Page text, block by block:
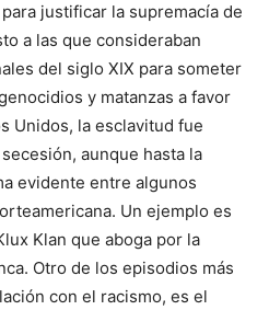
justificar la supremacía de
a las que consideraban
del siglo XIX para someter
y matanzas a favor
Unidos, la esclavitud fue
aunque hasta la
evidente entre algunos
Un ejemplo es
Klan que aboga por la
Otro de los episodios más
con el racismo, es el